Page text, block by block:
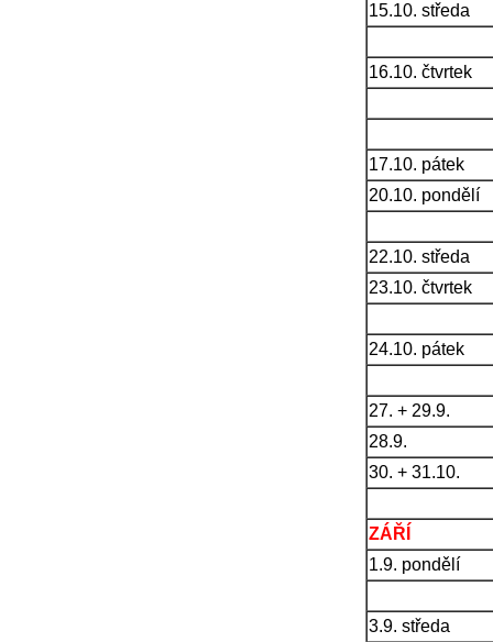
15.10. středa
16.10. čtvrtek
17.10. pátek
20.10. pondělí
22.10. středa
23.10. čtvrtek
24.10. pátek
27. + 29.9.
28.9.
30. + 31.10.
ZÁŘÍ
1.9. pondělí
3.9. středa